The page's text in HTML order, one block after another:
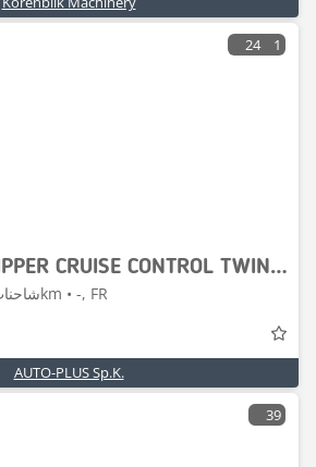
24 1
Ford TRANSIT TIPPER CRUISE CONTROL TWIN WHEELS
شاحنات قلابة • 2020 • 97600km • -, FR
AUTO-PLUS Sp.K.
39